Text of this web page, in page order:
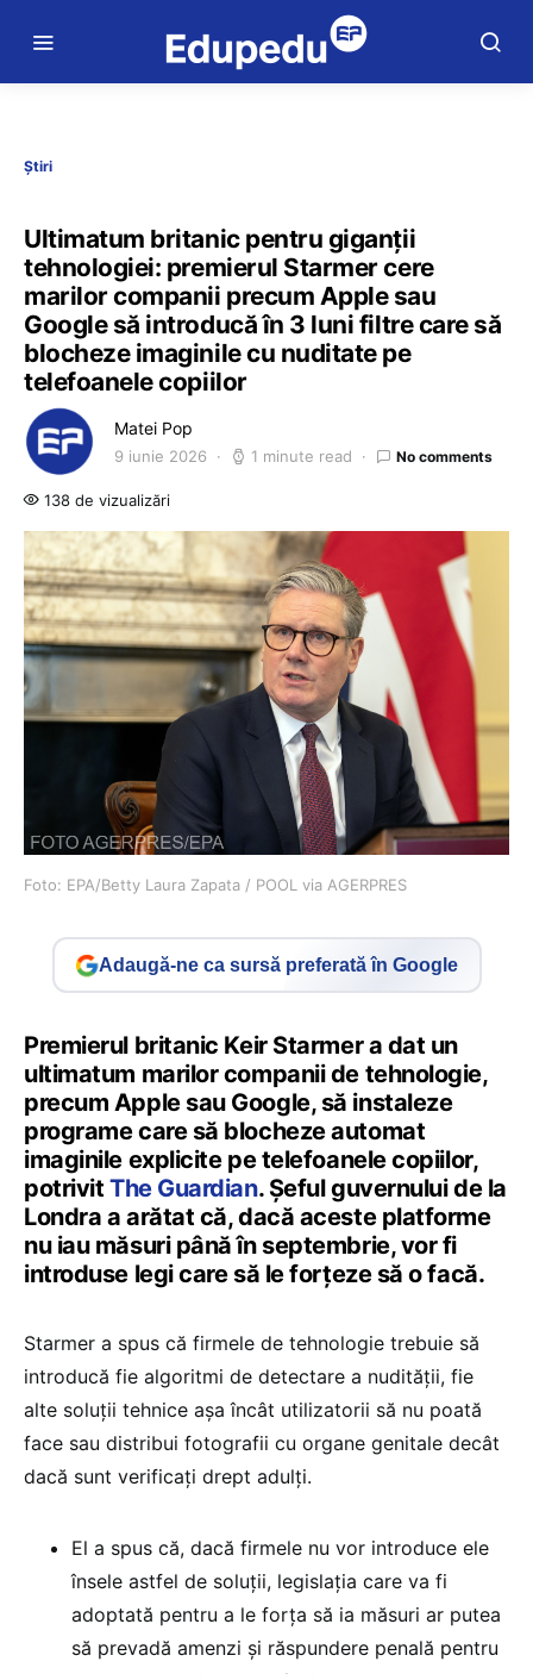
Știri
Ultimatum britanic pentru giganții
tehnologiei: premierul Starmer cere
marilor companii precum Apple sau
Google să introducă în 3 luni filtre care să
blocheze imaginile cu nuditate pe
telefoanele copiilor
Matei Pop
9 iunie 2026 1 minute read No comments
138 de vizualizări
Foto: EPA/Betty Laura Zapata / POOL via AGERPRES
Adaugă-ne ca sursă preferată în Google
Premierul britanic Keir Starmer a dat un
ultimatum marilor companii de tehnologie,
precum Apple sau Google, să instaleze
programe care să blocheze automat
imaginile explicite pe telefoanele copiilor,
potrivit The Guardian. Șeful guvernului de la
Londra a arătat că, dacă aceste platforme
nu iau măsuri până în septembrie, vor fi
introduse legi care să le forțeze să o facă.
Starmer a spus că firmele de tehnologie trebuie să
introducă fie algoritmi de detectare a nudității, fie
alte soluții tehnice așa încât utilizatorii să nu poată
face sau distribui fotografii cu organe genitale decât
dacă sunt verificați drept adulți.
El a spus că, dacă firmele nu vor introduce ele
însele astfel de soluții, legislația care va fi
adoptată pentru a le forța să ia măsuri ar putea
să prevadă amenzi și răspundere penală pentru